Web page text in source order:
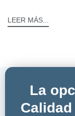
LEER MÁS...
La